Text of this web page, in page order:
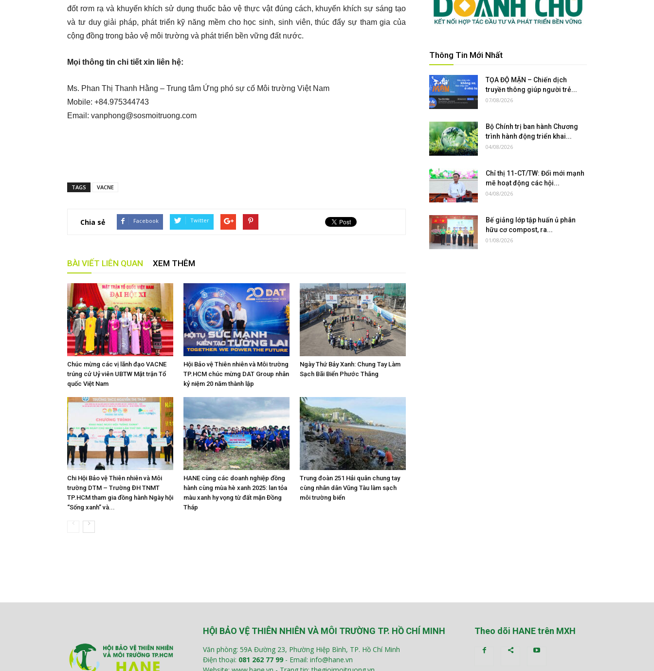
đốt rơm rạ và khuyến khích sử dụng thuốc bảo vệ thực vật đúng cách, khuyến khích sự sáng tạo
và tư duy giải pháp, phát triển kỹ năng mềm cho học sinh, sinh viên, thúc đẩy sự tham gia của
cộng đồng trong bảo vệ môi trường và phát triển bền vững đất nước.
Mọi thông tin chi tiết xin liên hệ:
Ms. Phan Thị Thanh Hằng – Trung tâm Ứng phó sự cố Môi trường Việt Nam
Mobile: +84.975344743
Email: vanphong@sosmoitruong.com
TAGS VACNE
Chia sẻ Facebook Twitter
BÀI VIẾT LIÊN QUAN XEM THÊM
Chúc mừng các vị lãnh đạo VACNE
trúng cử Uỷ viên UBTW Mặt trận Tổ
quốc Việt Nam
Hội Bảo vệ Thiên nhiên và Môi trường
TP.HCM chúc mừng DAT Group nhân
kỷ niệm 20 năm thành lập
Ngày Thứ Bảy Xanh: Chung Tay Làm
Sạch Bãi Biển Phước Thắng
Chi Hội Bảo vệ Thiên nhiên và Môi
trường DTM – Trường ĐH TNMT
TP.HCM tham gia đồng hành Ngày hội
“Sống xanh” và...
HANE cùng các doanh nghiệp đồng
hành cùng mùa hè xanh 2025: lan tỏa
màu xanh hy vọng từ đất mặn Đồng
Tháp
Trung đoàn 251 Hải quân chung tay
cùng nhân dân Vũng Tàu làm sạch
môi trường biển
Thông Tin Mới Nhất
TỌA ĐỘ MẶN – Chiến dịch
truyền thông giúp người trẻ...
07/08/2026
Bộ Chính trị ban hành Chương
trình hành động triển khai...
04/08/2026
Chỉ thị 11-CT/TW: Đổi mới mạnh
mẽ hoạt động các hội...
04/08/2026
Bế giảng lớp tập huấn ủ phân
hữu cơ compost, ra...
01/08/2026
HỘI BẢO VỆ THIÊN NHIÊN VÀ MÔI TRƯỜNG TP. HỒ CHÍ MINH
Văn phòng: 59A Đường 23, Phường Hiệp Bình, TP. Hồ Chí Minh
Điện thoại: 081 262 77 99 - Email: info@hane.vn
Theo dõi HANE trên MXH